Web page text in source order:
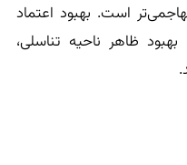
است. بهبود اعتماد
ظاهر ناحیه تناسلی،